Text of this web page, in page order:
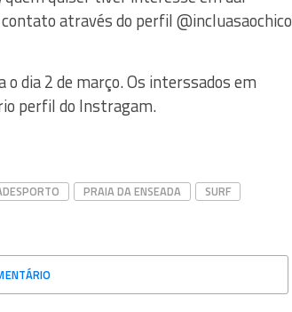
através do perfil @incluasaochico
dia 2 de março. Os interssados em
perfil do Instragam.
PRAIA DA ENSEADA
SURF